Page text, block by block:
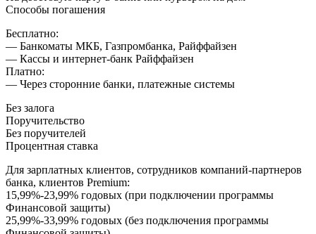
Способы погашения
Бесплатно:
— Банкоматы МКБ, Газпромбанка, Райффайзен
— Кассы и интернет-банк Райффайзен
Платно:
— Через сторонние банки, платежные системы
Без залога
Поручительство
Без поручителей
Процентная ставка
Для зарплатных клиентов, сотрудников компаний-партнеров
банка, клиентов Premium:
15,99%-23,99% годовых (при подключении программы
Финансовой защиты)
25,99%-33,99% годовых (без подключения программы